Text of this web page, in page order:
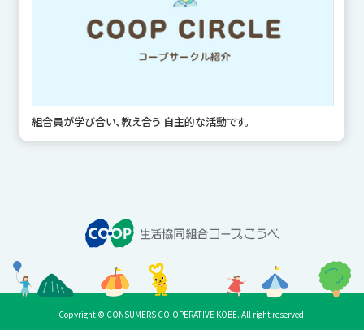
組合員が学び合い、教え合う 自主的な活動です。
Copyright © CONSUMERS CO-OPERATIVE KOBE. All right reserved.